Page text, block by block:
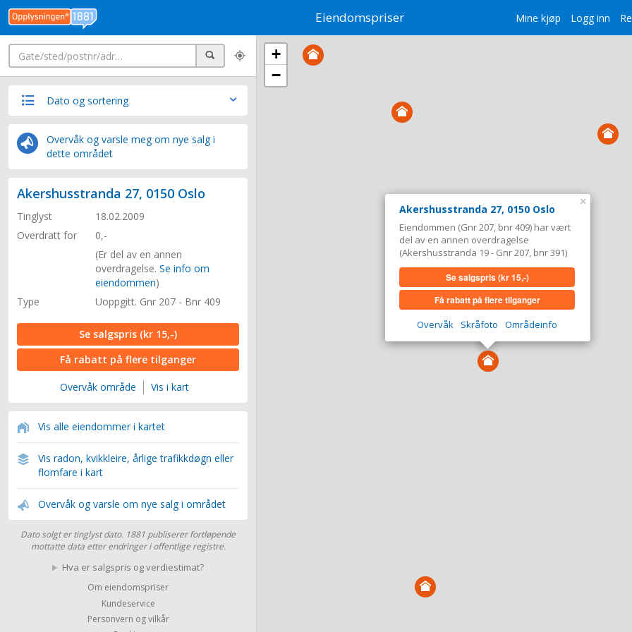
Mine kjøp Logg inn
Eiendomspriser
Søk
Dato og sortering
Overvåk og varsle meg om nye salg i
dette området
Akershusstranda 27, 0150 Oslo
Tinglyst
18.02.2009
Overdratt for
0,-
(Er del av en annen
overdragelse. Se info om
eiendommen)
Type
Uoppgitt. Gnr 207 - Bnr 409
Se salgspris (kr 15,-)
Få rabatt på flere tilganger
Overvåk område Vis i kart
Vis alle eiendommer i kartet
Vis radon, kvikkleire, årlige trafikkdøgn eller
flomfare i kart
Overvåk og varsle om nye salg i området
Dato solgt er tinglyst dato. 1881 publiserer fortløpende
mottatte data etter endringer i offentlige registre.
Hva er salgspris og verdiestimat?
Om eiendomspriser
Kundeservice
Personvern og vilkår
Akershusstranda 27, 0150 Oslo
Eiendommen (Gnr 207, bnr 409) har vært
del av en annen overdragelse
(Akershusstranda 19 - Gnr 207, bnr 391)
Se salgspris(kr 15,-)
Få rabatt på flere tilganger
Overvåk
Skråfoto Områdeinfo
×
+
−